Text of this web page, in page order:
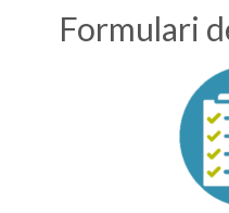
Formulari